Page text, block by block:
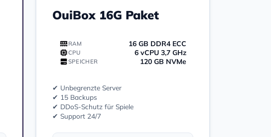
OuiBox 16G Paket
RAM 16 GB DDR4 ECC
CPU 6 vCPU 3,7 GHz
SPEICHER 120 GB NVMe
✔ Unbegrenzte Server
✔ 15 Backups
✔ DDoS-Schutz für Spiele
✔ Support 24/7